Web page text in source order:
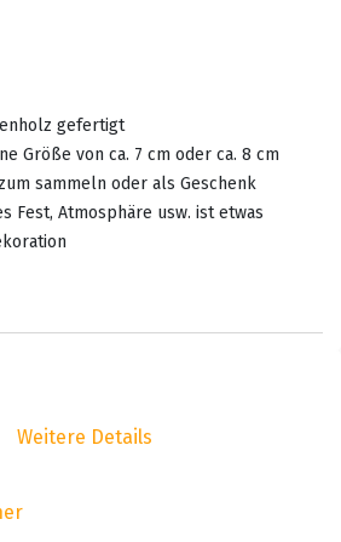
gefertigt
Größe von ca. 7 cm oder ca. 8 cm
sammeln oder als Geschenk
Fest, Atmosphäre usw. ist etwas
Weitere Details